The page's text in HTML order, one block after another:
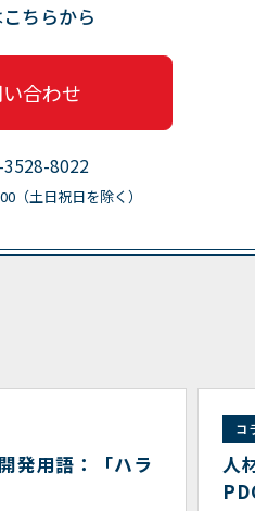
ちらから
合わせ
3528-8022
（土日祝日を除く）
人材開発・組織